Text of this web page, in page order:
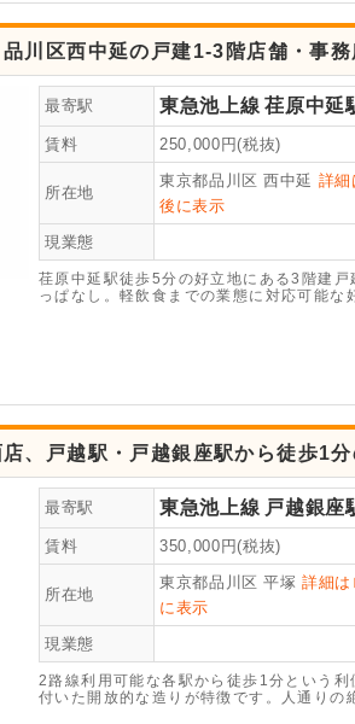
川区西中延の戸建1-3階店舗・事務
最寄駅 東急池上線 荏原中延
賃料 250,000 円(税抜)
所在地
東京都品川区 西中延 詳細
後に表示
現業態
荏原中延駅徒歩5分の好立地にある3階建
っぱなし。軽飲食までの業態に対応可能な
、戸越駅・戸越銀座駅から徒歩1
最寄駅 東急池上線 戸越銀座
賃料 350,000 円(税抜)
所在地
東京都品川区 平塚 詳細は
に表示
現業態
2路線利用可能な各駅から徒歩1分という
付いた開放的な造りが特徴です。人通りの